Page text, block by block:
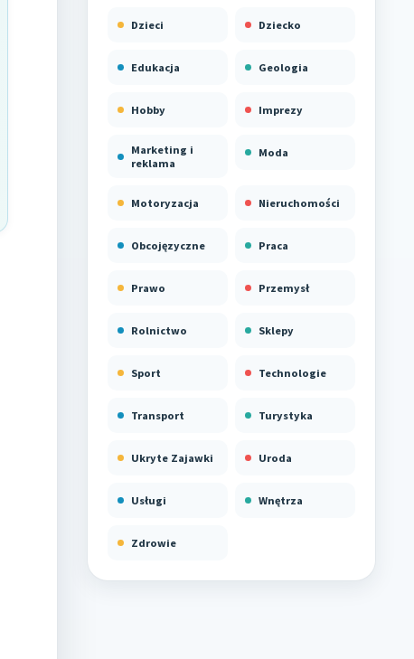
Dzieci Dziecko
Edukacja Geologia
Hobby Imprezy
Marketing i
reklama
Moda
Motoryzacja Nieruchomości
Obcojęzyczne Praca
Prawo Przemysł
Rolnictwo Sklepy
Sport Technologie
Transport Turystyka
Ukryte Zajawki Uroda
Usługi Wnętrza
Zdrowie